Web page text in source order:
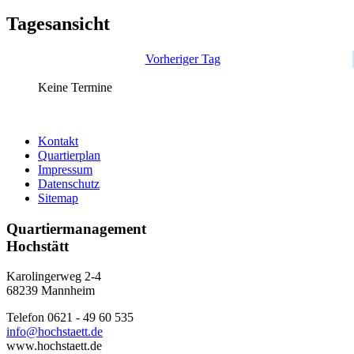
Tagesansicht
Vorheriger Tag
Keine Termine
Kontakt
Quartierplan
Impressum
Datenschutz
Sitemap
Quartiermanagement
Hochstätt
Karolingerweg 2-4
68239 Mannheim
Telefon 0621 - 49 60 535
info@hochstaett.de
www.hochstaett.de